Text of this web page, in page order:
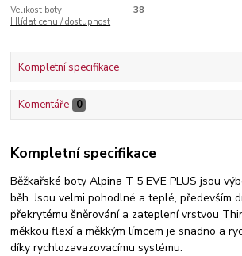
Velikost boty:
38
Hlídat cenu / dostupnost
Kompletní specifikace
Komentáře 0
Kompletní specifikace
Běžkařské boty Alpina T 5 EVE PLUS jsou
běh. Jsou velmi pohodlné a teplé, především
překrytému šněrování a zateplení vrstvou
měkkou flexí a měkkým límcem je snadno a
díky rychlozavazovacímu systému.